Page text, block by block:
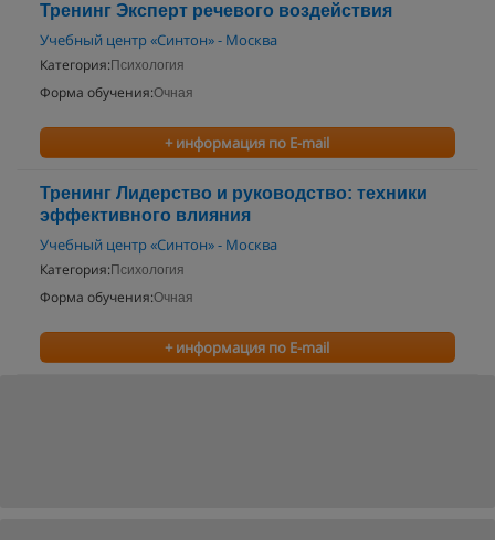
Тренинг Эксперт речевого воздействия
Учебный центр «Синтон» - Москва
Категория: Психология
Форма обучения:Очная
+ информация по E-mail
Тренинг Лидерство и руководство: техники
эффективного влияния
Учебный центр «Синтон» - Москва
Категория: Психология
Форма обучения:Очная
+ информация по E-mail